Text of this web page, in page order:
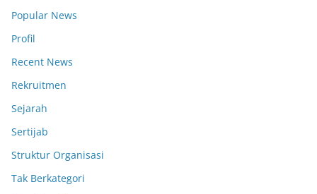
Popular News
Profil
Recent News
Rekruitmen
Sejarah
Sertijab
Struktur Organisasi
Tak Berkategori